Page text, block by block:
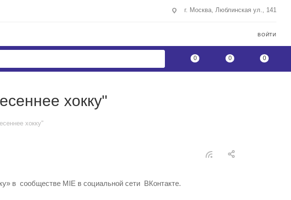
г. Москва, Люблинская ул., 141
ВОЙТИ
0 0 0
хокку"
хокку"
в сообществе MIE в социальной сети ВКонтакте.